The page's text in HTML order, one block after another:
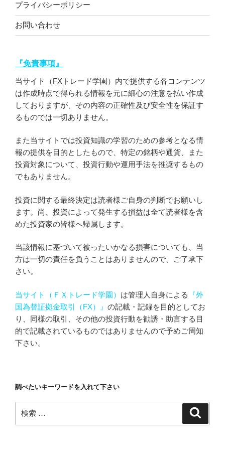
プライバシーポリシー
お問い合わせ
『免責事項』
当サイト（FXトレード学園）内で提供する各コンテンツ
は作成時点で得られる情報を元に細心の注意を払い作成
しておりますが、その内容の正確性及び安全性を保証す
るものでは一切ありません。
また当サイトでは投資知識の学習のための参考となる情
報の提供を目的としたもので、特定の銘柄や通貨、また
投資対象について、投資行動や運用手法を推奨するもの
でもありません。
投資に関する最終決定は読者様ご自身の判断でお願いし
ます。尚、投資によって発生する損益は全て読者様を含
めた投資家の皆様へ帰属します。
当該情報に基づいて被ったいかなる損害についても、当
方は一切の責任を負うことはありませんので、ご了承下
さい。
当サイト（ＦＸトレード学園） は管理人自身による
『外
国為替証拠金取引（FX）』 の記載・記録を目的としてお
り、同様の取引、その他の投資行動を勧誘・助言する目
的で記載されているものではありませんので予めご周知
下さい。
調べたいキーワードを入れて下さい
検
索: